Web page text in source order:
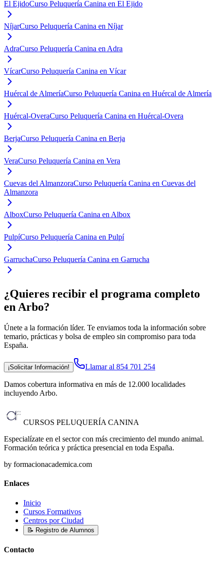
El EjidoCurso Peluquería Canina en El Ejido
NíjarCurso Peluquería Canina en Níjar
AdraCurso Peluquería Canina en Adra
VícarCurso Peluquería Canina en Vícar
Huércal de AlmeríaCurso Peluquería Canina en Huércal de Almería
Huércal-OveraCurso Peluquería Canina en Huércal-Overa
BerjaCurso Peluquería Canina en Berja
VeraCurso Peluquería Canina en Vera
Cuevas del AlmanzoraCurso Peluquería Canina en Cuevas del
Almanzora
AlboxCurso Peluquería Canina en Albox
PulpíCurso Peluquería Canina en Pulpí
GarruchaCurso Peluquería Canina en Garrucha
¿Quieres recibir el programa completo
en Arbo?
Únete a la formación líder. Te enviamos toda la información sobre
temario, prácticas y bolsa de empleo sin compromiso para toda
España.
¡Solicitar Información! Llamar al 854 701 254
Damos cobertura informativa en más de 12.000 localidades
incluyendo Arbo.
CURSOS PELUQUERÍA CANINA
Especialízate en el sector con más crecimiento del mundo animal.
Formación teórica y práctica presencial en toda España.
by formacionacademica.com
Enlaces
Inicio
Cursos Formativos
Centros por Ciudad
📝 Registro de Alumnos
Contacto